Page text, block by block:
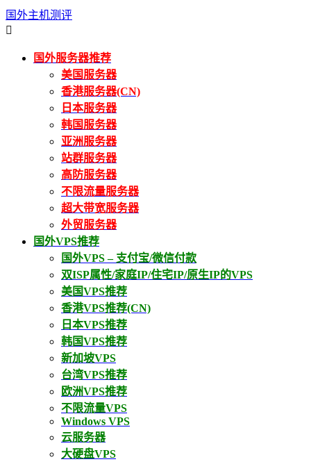
国外主机测评

国外服务器推荐
美国服务器
香港服务器(CN)
日本服务器
韩国服务器
亚洲服务器
站群服务器
高防服务器
不限流量服务器
超大带宽服务器
外贸服务器
国外VPS推荐
国外VPS – 支付宝/微信付款
双ISP属性/家庭IP/住宅IP/原生IP的VPS
美国VPS推荐
香港VPS推荐(CN)
日本VPS推荐
韩国VPS推荐
新加坡VPS
台湾VPS推荐
欧洲VPS推荐
不限流量VPS
Windows VPS
云服务器
大硬盘VPS